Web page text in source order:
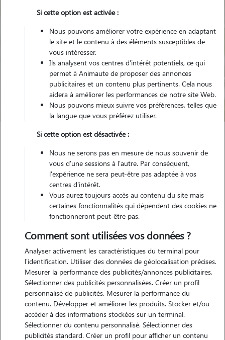
Pour quel animal ?
Trouver mon Pet Sitter
Châteauneuf-de-Galaure
Nos promeneurs et familles d'accueil
à Châteauneuf-de-Galaure (26330)
Si cette option est activée :
Nous pouvons améliorer votre expérience en adaptant
le site et le contenu à des éléments susceptibles de
vous intéresser.
Ils analysent vos centres d'intérêt potentiels, ce qui
permet à Animaute de proposer des annonces
publicitaires et un contenu plus pertinents. Cela nous
aidera à améliorer les performances de notre site Web.
Nous pouvons mieux suivre vos préférences, telles que
la langue que vous préférez utiliser.
Si cette option est désactivée :
Nous ne serons pas en mesure de nous souvenir de
vous d'une sessions à l'autre. Par conséquent,
l'expérience ne sera peut-être pas adaptée à vos
centres d'intérêt.
Vous aurez toujours accès au contenu du site mais
certaines fonctionnalités qui dépendent des cookies ne
fonctionneront peut-être pas.
Comment sont utilisées vos données ?
Analyser activement les caractéristiques du terminal pour
l'identification. Utiliser des données de géolocalisation précises.
Mesurer la performance des publicités/annonces publicitaires.
Sélectionner des publicités personnalisées. Créer un profil
personnalisé de publicités. Mesurer la performance du
contenu. Développer et améliorer les produits. Stocker et/ou
accéder à des informations stockées sur un terminal.
Sélectionner du contenu personnalisé. Sélectionner des
publicités standard. Créer un profil pour afficher un contenu